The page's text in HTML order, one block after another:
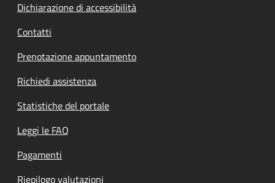
Dichiarazione di accessibilità
Contatti
Prenotazione appuntamento
Richiedi assistenza
Statistiche del portale
Leggi le FAQ
Pagamenti
Riepilogo valutazioni